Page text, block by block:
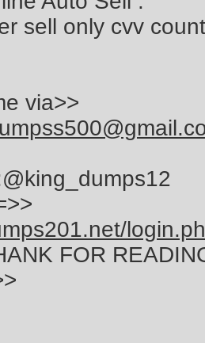
sell only cvv
via>>
FOR